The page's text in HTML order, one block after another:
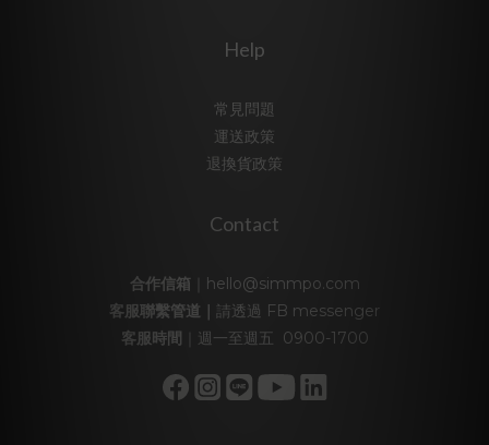
Help
常見問題
運送政策
退換貨政策
Contact
合作信箱｜hello@simmpo.com
客服聯繫管道｜ 請透過 FB messenger
客服時間 ｜週一至週五 0900-1700